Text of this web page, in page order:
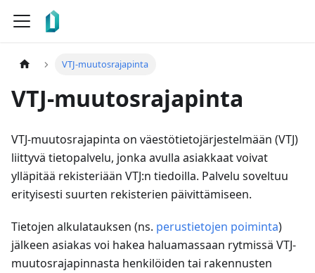
VTJ-muutosrajapinta
VTJ-muutosrajapinta
VTJ-muutosrajapinta on väestötietojärjestelmään (VTJ)
liittyvä tietopalvelu, jonka avulla asiakkaat voivat
ylläpitää rekisteriään VTJ:n tiedoilla. Palvelu soveltuu
erityisesti suurten rekisterien päivittämiseen.
Tietojen alkulatauksen (ns. perustietojen poiminta)
jälkeen asiakas voi hakea haluamassaan rytmissä VTJ-
muutosrajapinnasta henkilöiden tai rakennusten